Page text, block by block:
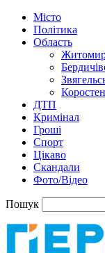
Місто
Політика
Область
ДТП
Кримінал
Гроші
Спорт
Цікаво
Скандали
Фото/Відео
Пошук